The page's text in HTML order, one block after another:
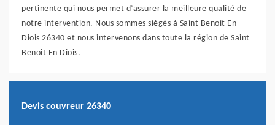
pertinente qui nous permet d’assurer la meilleure qualité de
notre intervention. Nous sommes siégés à Saint Benoit En
Diois 26340 et nous intervenons dans toute la région de Saint
Benoit En Diois.
Devis couvreur 26340